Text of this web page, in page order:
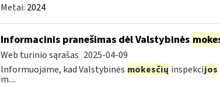
Metai: 2024
Informacinis pranešimas dėl Valstybinės
Web turinio sąrašas 2025-04-09
Informuojame, kad Valstybinės mokesčių inspekcijos
m....